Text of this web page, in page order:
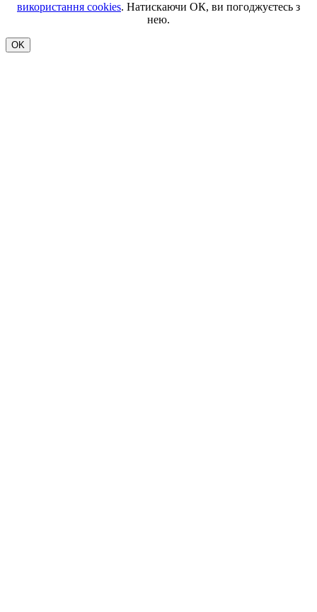
використання cookies. Натискаючи ОК, ви погоджуєтесь з
нею.
OK